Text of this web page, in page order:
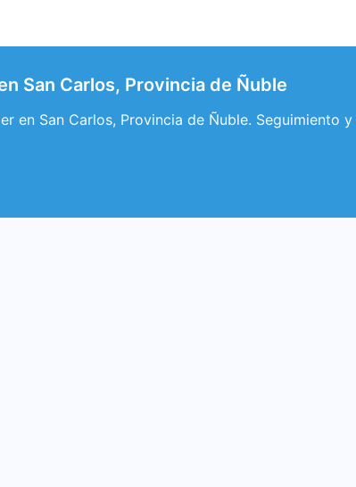
San Carlos, Provincia de Ñuble
en San Carlos, Provincia de Ñuble. Seguimiento